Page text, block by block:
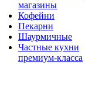
магазины
Кофейни
Пекарни
Шаурмичные
Частные кухни
премиум-класса